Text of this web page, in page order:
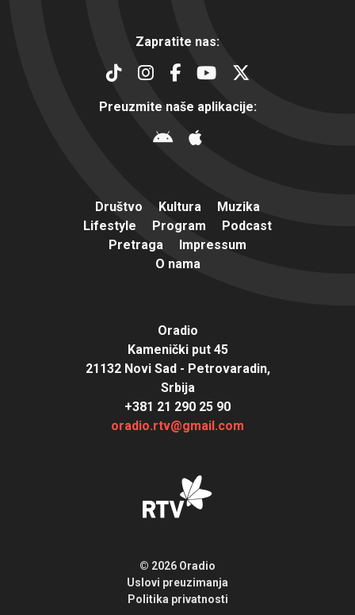
Zapratite nas:
Preuzmite naše aplikacije:
Društvo Kultura
Muzika
Lifestyle
Program
Podcast
Pretraga
Impressum
O nama
Oradio
Kamenički put 45
21132 Novi Sad - Petrovaradin,
Srbija
+381 21 290 25 90
oradio.rtv@gmail.com
© 2026 Oradio
Uslovi preuzimanja
Politika privatnosti